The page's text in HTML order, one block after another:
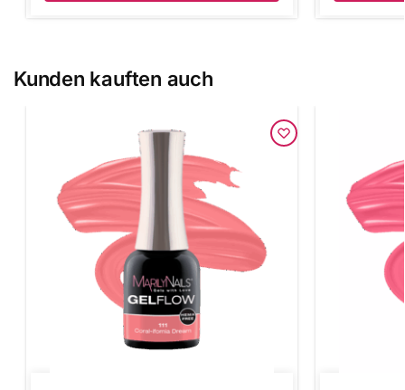
Kunden kauften auch